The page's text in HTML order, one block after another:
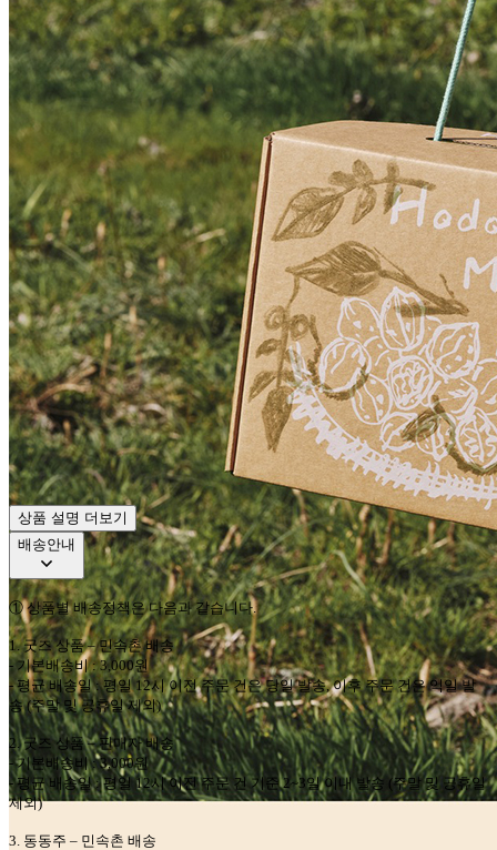
상품 설명 더보기
배송안내
①상품별 배송정책은 다음과 같습니다.
1.굿즈 상품–민속촌배송
- 기본배송비: 3,000원
-평균 배송일:평일12시 이전 주문 건은 당일 발송,이후 주문 건은 익일 발
송(주말 및 공휴일 제외)
2.굿즈 상품– 판매자배송
-기본배송비: 3,000원
-평균 배송일:평일 12시 이전 주문 건 기준2~3일 이내 발송 (주말 및 공휴일
제외)
3. 동동주 – 민속촌 배송